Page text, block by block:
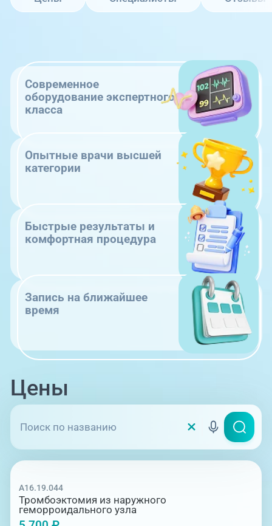
Современное
оборудование экспертного
класса
Опытные врачи высшей
категории
Быстрые результаты и
комфортная процедура
Запись на ближайшее
время
Цены
A16.19.044
Тромбоэктомия из наружного
геморроидального узла